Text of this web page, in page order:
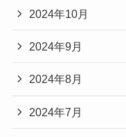
2024年10月
2024年9月
2024年8月
2024年7月